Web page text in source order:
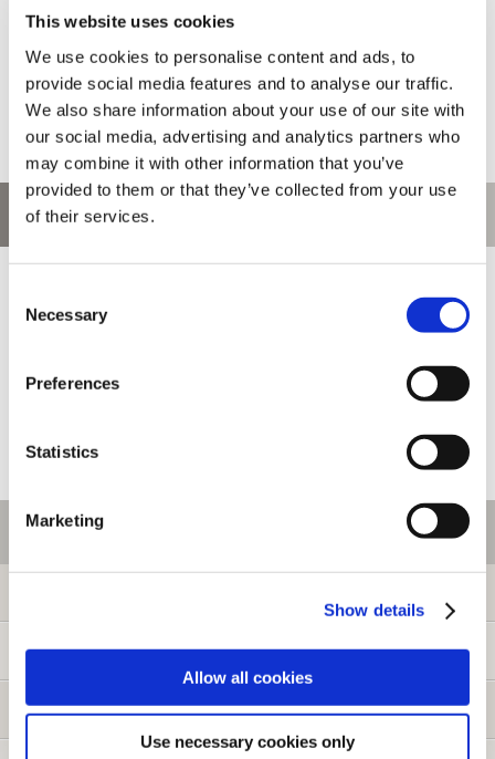
This website uses cookies
We use cookies to personalise content and ads, to
provide social media features and to analyse our traffic.
We also share information about your use of our site with
our social media, advertising and analytics partners who
may combine it with other information that you’ve
provided to them or that they’ve collected from your use
of their services.
Selection
Necessary
Preferences
Statistics
Marketing
Show details
Allow all cookies
Use necessary cookies only
くるみたぴぬい ストリートファ
1,320円
お問い合わせ
ご利用情報
ご利用ガイド
よくある質問